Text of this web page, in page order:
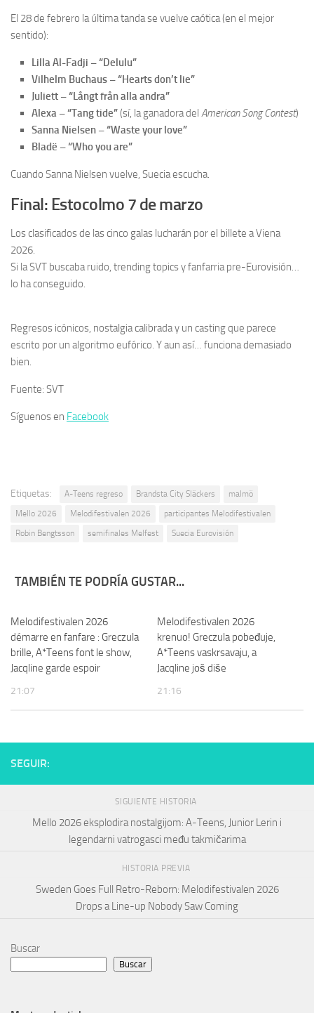
El 28 de febrero la última tanda se vuelve caótica (en el mejor
sentido):
Lilla Al-Fadji – “Delulu”
Vilhelm Buchaus – “Hearts don’t lie”
Juliett – “Långt från alla andra”
Alexa – “Tang tide”(sí, la ganadora del American Song Contest)
Sanna Nielsen – “Waste your love”
Bladë – “Who you are”
Cuando Sanna Nielsen vuelve, Suecia escucha.
Final: Estocolmo 7 de marzo
Los clasificados de las cinco galas lucharán por el billete a Viena
2026.
Si la SVT buscaba ruido, trending topics y fanfarria pre-Eurovisión…
lo ha conseguido.
Regresos icónicos, nostalgia calibrada y un casting que parece
escrito por un algoritmo eufórico. Y aun así… funciona demasiado
bien.
Fuente: SVT
Síguenos en Facebook
Etiquetas: A-Teens regreso Brandsta City Släckers
malmö
Mello 2026
Melodifestivalen 2026
participantes Melodifestivalen
Robin Bengtsson
semifinales Melfest Suecia Eurovisión
TAMBIÉN TE PODRÍA GUSTAR...
Melodifestivalen 2026
démarre en fanfare : Greczula
brille, A*Teens font le show,
Jacqline garde espoir
21:07
Melodifestivalen 2026
krenuo! Greczula pobeđuje,
A*Teens vaskrsavaju, a
Jacqline još diše
21:16
SEGUIR:
SIGUIENTE HISTORIA
Mello 2026 eksplodira nostalgijom: A-Teens, Junior Lerin i
legendarni vatrogasci među takmičarima
HISTORIA PREVIA
Sweden Goes Full Retro-Reborn: Melodifestivalen 2026
Drops a Line-up Nobody Saw Coming
Buscar
Buscar